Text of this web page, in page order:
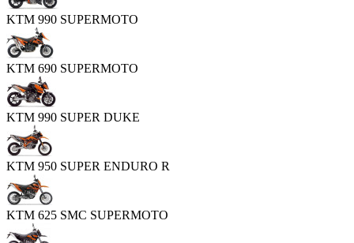
KTM 990 SUPERMOTO
KTM 690 SUPERMOTO
KTM 990 SUPER DUKE
KTM 950 SUPER ENDURO R
KTM 625 SMC SUPERMOTO